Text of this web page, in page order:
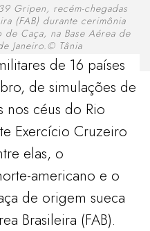
Gripen, recém-chegadas
(FAB) durante cerimônia
Caça, na Base Aérea de
Janeiro.© Tânia
de 16 países
de simulações de
nos céus do Rio
Exercício Cruzeiro
elas, o
americano e o
de origem sueca
Brasileira (FAB).